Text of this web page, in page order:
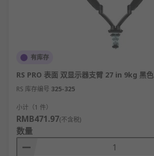
有库存
RS PRO 表面 双显示器支臂 27 in 9kg 黑色
RS 库存编号 325-325
小计（1 件）
RMB471.97(不含税)
数量